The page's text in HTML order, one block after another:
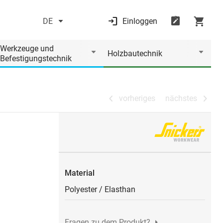
DE Einloggen
Werkzeuge und
Befestigungstechnik
Holzbautechnik
vorheriges nächstes
vorheriges nächstes
Material
Polyester/ Elasthan